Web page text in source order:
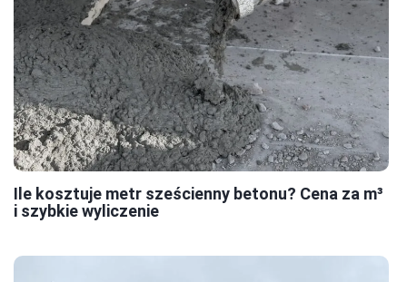
Ile kosztuje metr sześcienny betonu? Cena za m³
i szybkie wyliczenie